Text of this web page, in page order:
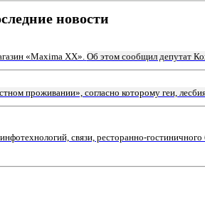
новости
«Мaxima XX». Об этом сообщил депутат
проживании», согласно которому геи,
связи, ресторанно-гостиничного